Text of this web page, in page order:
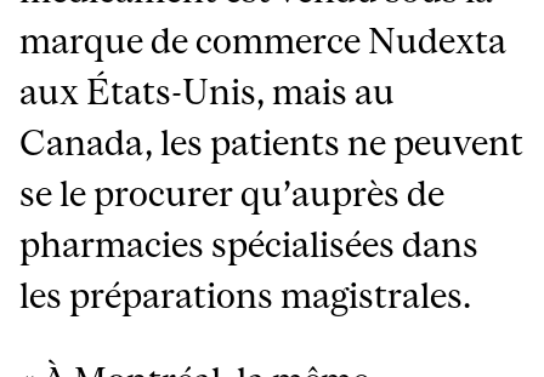
marque de commerce Nudexta
aux États-Unis, mais au
Canada, les patients ne peuvent
se le procurer qu’auprès de
pharmacies spécialisées dans
les préparations magistrales.